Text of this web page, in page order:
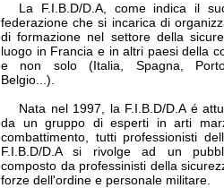
La F.I.B.D/D.A, come indica il
federazione che si incarica di
di formazione nel settore della
luogo in Francia e in altri paesi della
e non solo (Italia, Spagna,
Belgio...).
Nata nel 1997, la F.I.B.D/D.A é
da un gruppo di esperti in arti
combattimento, tutti professionisti
F.I.B.D/D.A si rivolge ad un
composto da professinisti della
forze dell'ordine e personale militare.